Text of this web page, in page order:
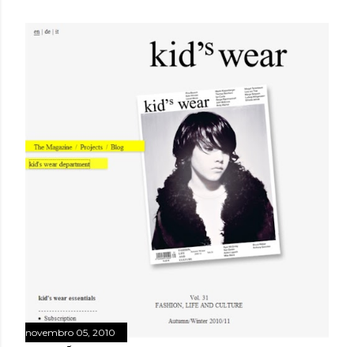
novembro 05, 2010